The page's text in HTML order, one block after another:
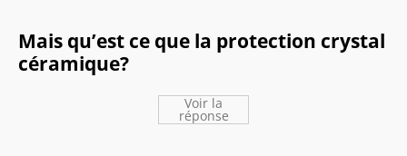
Mais qu’est ce que la protection crystal
céramique?
Voir la
réponse